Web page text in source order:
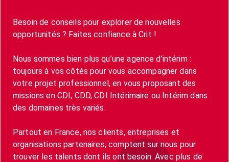
Besoin de conseils pour explorer de nouvelles
opportunités ? Faites confiance à Crit !
Nous sommes bien plus qu’une agence d’intérim :
toujours à vos côtés pour vous accompagner dans
votre projet professionnel, en vous proposant des
missions en CDI, CDD, CDI Intérimaire ou Intérim dans
des domaines très variés.
Partout en France, nos clients, entreprises et
organisations partenaires, comptent sur nous pour
trouver les talents dont ils ont besoin. Avec plus de